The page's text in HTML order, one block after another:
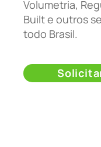
Volumetria,
Built e outros
todo Brasil.